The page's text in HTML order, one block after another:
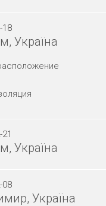
18
Україна
Україна
08
Україна